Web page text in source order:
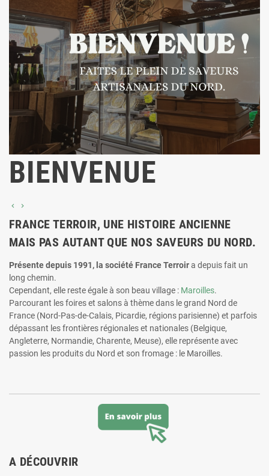
BIENVENUE
 Précédent

FRANCE TERROIR, UNE HISTOIRE ANCIENNE
MAIS PAS AUTANT QUE NOS SAVEURS DU NORD.
Présente depuis 1991, la société France Terroira depuis fait un
long chemin.
Cependant, elle reste égale à son beau village : Maroilles.
Parcourant les foires et salons à thème dans le grand Nord de
France (Nord-Pas-de-Calais, Picardie, régions parisienne) et parfois
dépassant les frontières régionales et nationales (Belgique,
Angleterre, Normandie, Charente, Meuse), elle représente avec
passion les produits du Nord et son fromage : le Maroilles.
A DÉCOUVRIR